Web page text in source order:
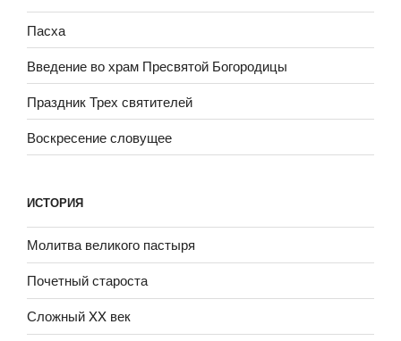
Пасха
Введение во храм Пресвятой Богородицы
Праздник Трех святителей
Воскресение словущее
ИСТОРИЯ
Молитва великого пастыря
Почетный староста
Сложный XX век